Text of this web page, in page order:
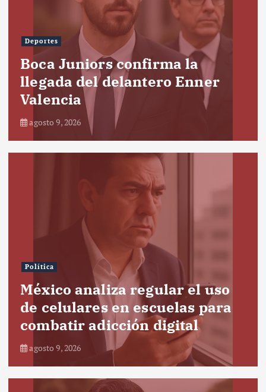
Deportes
Boca Juniors confirma la
llegada del delantero Enner
Valencia
agosto 9, 2026
Política
México analiza regular el uso
de celulares en escuelas para
combatir adicción digital
agosto 9, 2026